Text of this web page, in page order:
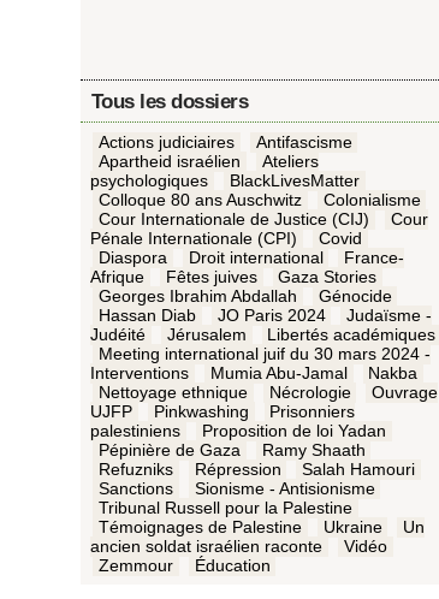
Tous les dossiers
Actions judiciaires
Antifascisme
Apartheid israélien
Ateliers
psychologiques
BlackLivesMatter
Colloque 80 ans Auschwitz
Colonialisme
Cour Internationale de Justice (CIJ)
Cour
Pénale Internationale (CPI)
Covid
Diaspora
Droit international
France-
Afrique
Fêtes juives
Gaza Stories
Georges Ibrahim Abdallah
Génocide
Hassan Diab
JO Paris 2024
Judaïsme -
Judéité
Jérusalem
Libertés académiques
Meeting international juif du 30 mars 2024 -
Interventions
Mumia Abu-Jamal
Nakba
Nettoyage ethnique
Nécrologie
Ouvrage
UJFP
Pinkwashing
Prisonniers
palestiniens
Proposition de loi Yadan
Pépinière de Gaza
Ramy Shaath
Refuzniks
Répression
Salah Hamouri
Sanctions
Sionisme - Antisionisme
Tribunal Russell pour la Palestine
Témoignages de Palestine
Ukraine
Un
ancien soldat israélien raconte
Vidéo
Zemmour
Éducation